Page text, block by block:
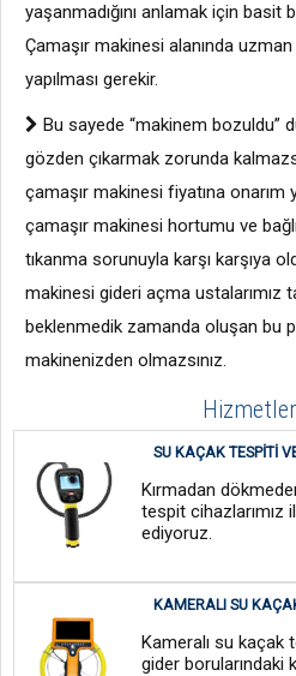
yaşanmadığını anlamak için
Çamaşır makinesi alanında
yapılması gerekir.
Bu sayede “makinem bozuldu”
gözden çıkarmak zorunda
çamaşır makinesi fiyatına onarım
çamaşır makinesi hortumu ve
tıkanma sorunuyla karşı karşıya
makinesi gideri açma ustalarımız
beklenmedik zamanda oluşan bu
makinenizden olmazsınız.
SU KAÇAK TESPITI
Kırmadan
tespit cihazlarımız
ediyoruz.
KAMERALI SU
Kameralı su kaçak
gider borularındaki